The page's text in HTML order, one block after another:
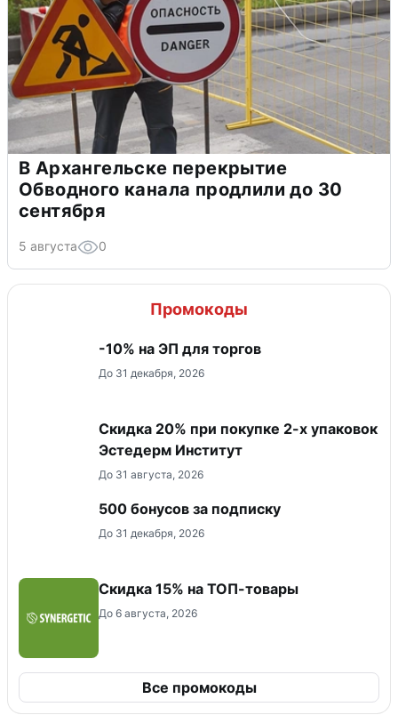
В Архангельске перекрытие
Обводного канала продлили до 30
сентября
5 августа 0
Промокоды
-10% на ЭП для торгов
До 31 декабря, 2026
Скидка 20% при покупке 2-х упаковок
Эстедерм Институт
До 31 августа, 2026
500 бонусов за подписку
До 31 декабря, 2026
Скидка 15% на ТОП-товары
До 6 августа, 2026
Все промокоды